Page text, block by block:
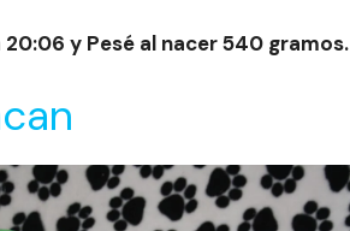
20:06 y Pesé al nacer 540 gramos.